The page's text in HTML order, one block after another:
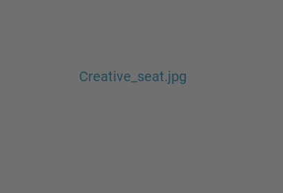
Creative_seat.jpg